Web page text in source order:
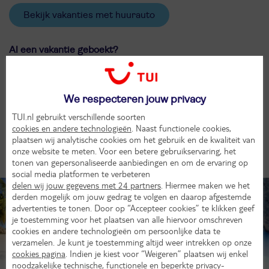
Bekijk vakanties met huurauto
Al een vakantie geboekt?
Heb je al een vakantie geboekt, maar wil je toch nog een auto
huren? Geen probleem, die kun je zo bijboeken.
Ontdek deze bestemmingen met de auto
Aruba Griekenland
We respecteren jouw privacy
TUI.nl gebruikt verschillende soorten
cookies en andere technologieën . Naast functionele cookies,
plaatsen wij analytische cookies om het gebruik en de kwaliteit van
onze website te meten. Voor een betere gebruikservaring, het
tonen van gepersonaliseerde aanbiedingen en om de ervaring op
social media platformen te verbeteren
delen wij jouw gegevens met 24 partners . Hiermee maken we het
derden mogelijk om jouw gedrag te volgen en daarop afgestemde
advertenties te tonen. Door op “Accepteer cookies” te klikken geef
je toestemming voor het plaatsen van alle hiervoor omschreven
cookies en andere technologieën om persoonlijke data te
verzamelen. Je kunt je toestemming altijd weer intrekken op onze
cookies pagina . Indien je kiest voor “Weigeren” plaatsen wij enkel
noodzakelijke technische, functionele en beperkte privacy-